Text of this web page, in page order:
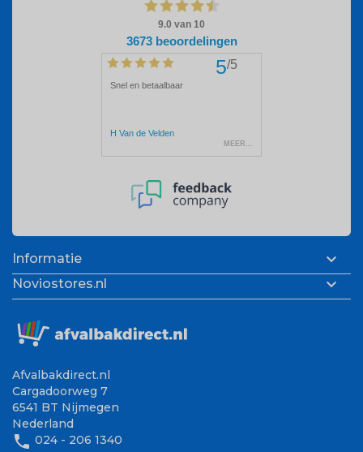
Informatie 
Noviostores.nl 
Afvalbakdirect.nl
Cargadoorweg 7
6541 BT Nijmegen
Nederland
phone 024 - 206 1340